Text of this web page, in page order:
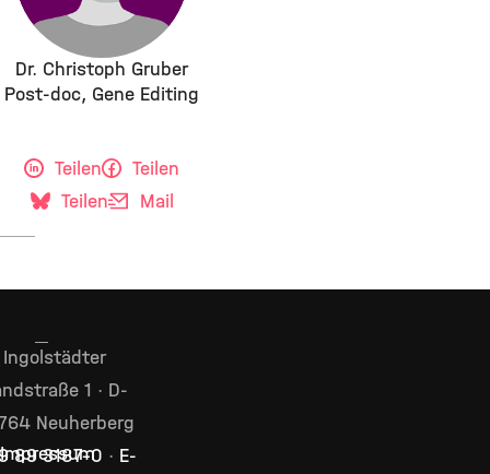
Dr. Christoph Gruber
Post-doc, Gene Editing
Teilen
Teilen
Teilen
Mail
Impressum
Ingolstädter
1 · D-
Neuherberg
89 3187–0 · E-